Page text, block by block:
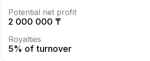
Potential net profit
2 000 000 ₸
Royalties
5% of turnover